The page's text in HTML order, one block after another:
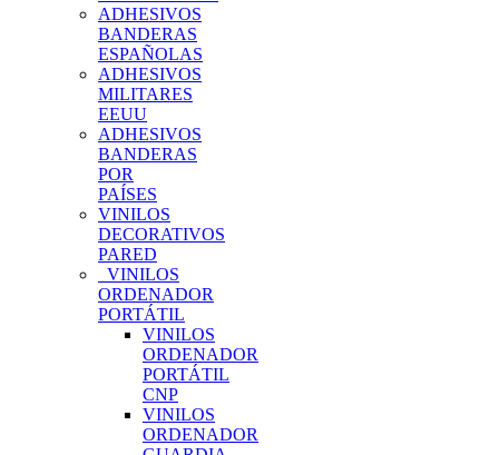
ADHESIVOS
BANDERAS
ESPAÑOLAS
ADHESIVOS
MILITARES
EEUU
ADHESIVOS
BANDERAS
POR
PAÍSES
VINILOS
DECORATIVOS
PARED
VINILOS
ORDENADOR
PORTÁTIL
VINILOS
ORDENADOR
PORTÁTIL
CNP
VINILOS
ORDENADOR